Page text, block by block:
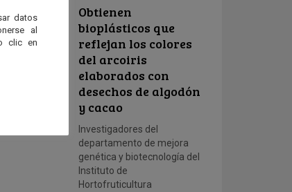
de
en una
y
economía
Obtienen
bioplásticos que
reflejan los colores
del arcoiris
elaborados con
desechos de algodón
y cacao
Investigadores del
departamento de mejora
genética y biotecnología del
Instituto de
Hortofruticultura
datos
al
clic en